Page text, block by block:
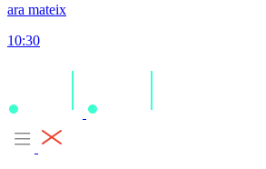
ara mateix
10:30